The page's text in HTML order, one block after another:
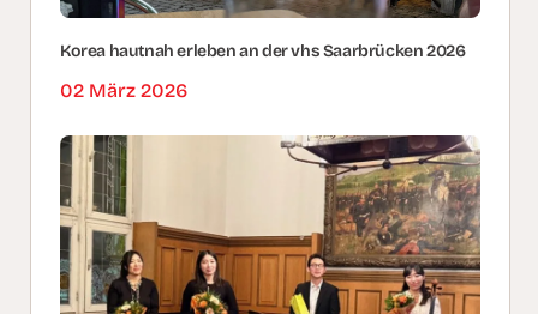
Korea hautnah erleben an der vhs Saarbrücken 2026
02 März 2026